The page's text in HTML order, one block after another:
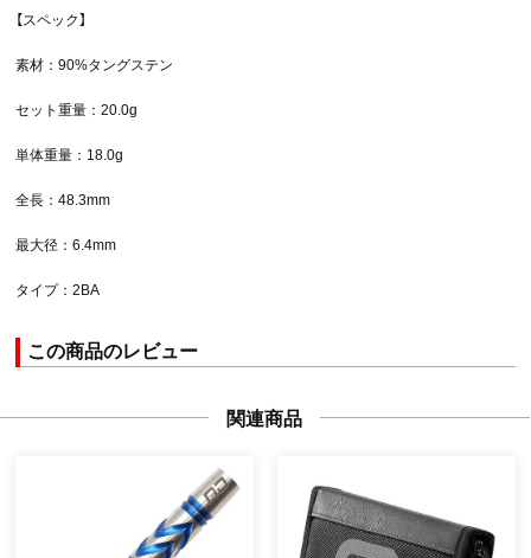
【スペック】
素材：90%タングステン
セット重量：20.0g
単体重量：18.0g
全長：48.3mm
最大径：6.4mm
タイプ：2BA
この商品のレビュー
関連商品